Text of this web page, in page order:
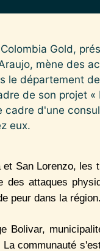
Gold,
mène des
le département
de son projet
d'une
eux.
San Lorenzo,
des attaques
peur dans la région.
Bolivar,
communauté